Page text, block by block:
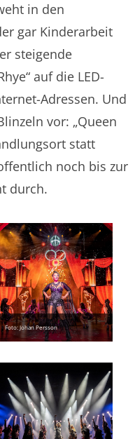
in den
gar Kinderarbeit
steigende
auf die LED-
Adressen. Und
vor: „Queen
statt
noch bis zur
durch.
Foto: Johan Persson